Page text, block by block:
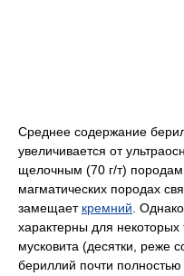
Среднее содержание
увеличивается от
щелочным (70 г/т)
магматических породах
замещает кремний .
характерны для
мусковита (десятки, реже
бериллий почти полностью